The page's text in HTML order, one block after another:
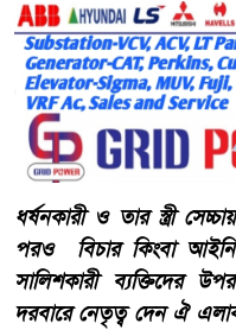
ধর্ষনকারী ও তার স্ত্রী
পরও বিচার কিংবা
সালিশকারী ব্যক্তিদের
দরবারে নেতৃত্ব দেন ঐ